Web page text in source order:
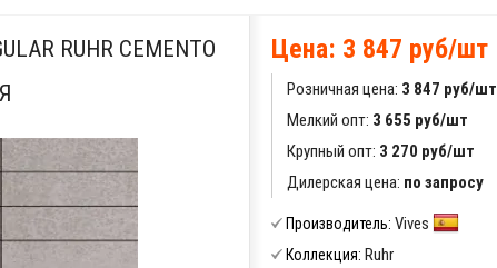
RUHR CEMENTO
Цена: 3 847 руб/шт
Розничная цена: 3 847 руб/шт
Мелкий опт: 3 655 руб/шт
Крупный опт: 3 270 руб/шт
Дилерская цена: по запросу
Производитель: Vives
Коллекция: Ruhr